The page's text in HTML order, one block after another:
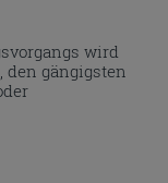
wird
den gängigsten